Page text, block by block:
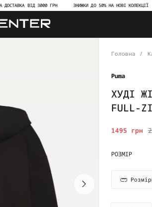
ВІД 3000 ГРН ЗНИЖКИ ДО 50% НА НОВІ КОЛЕКЦІЇ
Головна
Puma
ХУДІ
FULL-
1495 грн
РОЗМІР